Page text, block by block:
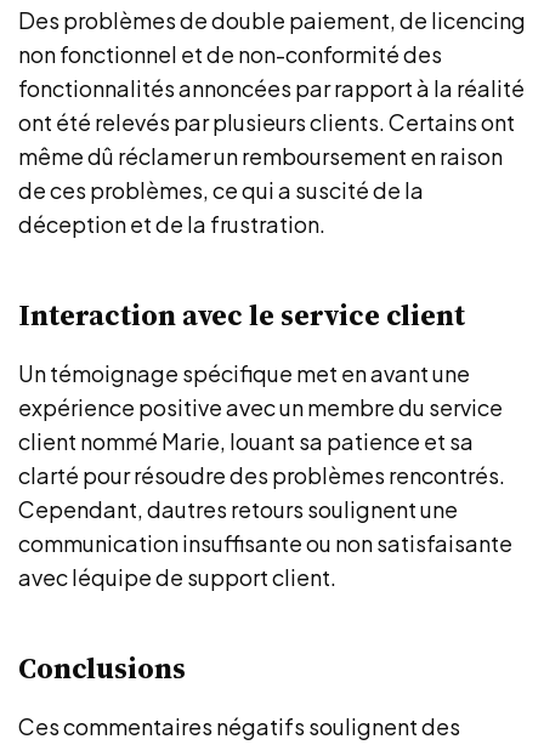
Des problèmes de double paiement, de licencing
non fonctionnel et de non-conformité des
fonctionnalités annoncées par rapport à la réalité
ont été relevés par plusieurs clients. Certains ont
même dû réclamer un remboursement en raison
de ces problèmes, ce qui a suscité de la
déception et de la frustration.
Interaction avec le service client
Un témoignage spécifique met en avant une
expérience positive avec un membre du service
client nommé Marie, louant sa patience et sa
clarté pour résoudre des problèmes rencontrés.
Cependant, dautres retours soulignent une
communication insuffisante ou non satisfaisante
avec léquipe de support client.
Conclusions
Ces commentaires négatifs soulignent des